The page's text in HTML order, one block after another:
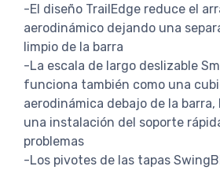
-El diseño TrailEdge reduce el
aerodinámico dejando una
limpio de la barra
-La escala de largo deslizable
funciona también como una
aerodinámica debajo de la barra,
una instalación del soporte
problemas
-Los pivotes de las tapas